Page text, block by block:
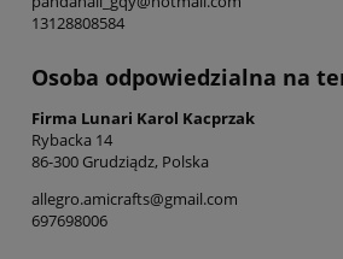
13128808584
Osoba odpowiedzialna na
Firma Lunari Karol Kacprzak
Rybacka 14
86-300 Grudziądz, Polska
allegro.amicrafts@gmail.com
697698006